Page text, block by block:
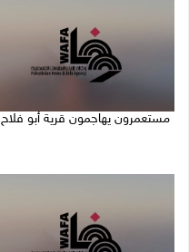
مستعمرون يهاجمون قرية أبو فلاح